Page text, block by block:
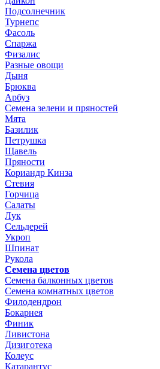
Подсолнечник
Турнепс
Фасоль
Спаржа
Физалис
Разные овощи
Дыня
Брюква
Арбуз
Семена зелени и пряностей
Мята
Базилик
Петрушка
Щавель
Пряности
Кориандр Кинза
Стевия
Горчица
Салаты
Лук
Сельдерей
Укроп
Шпинат
Рукола
Семена цветов
Семена балконных цветов
Семена комнатных цветов
Филодендрон
Бокарнея
Финик
Ливистона
Дизиготека
Колеус
Катарантус